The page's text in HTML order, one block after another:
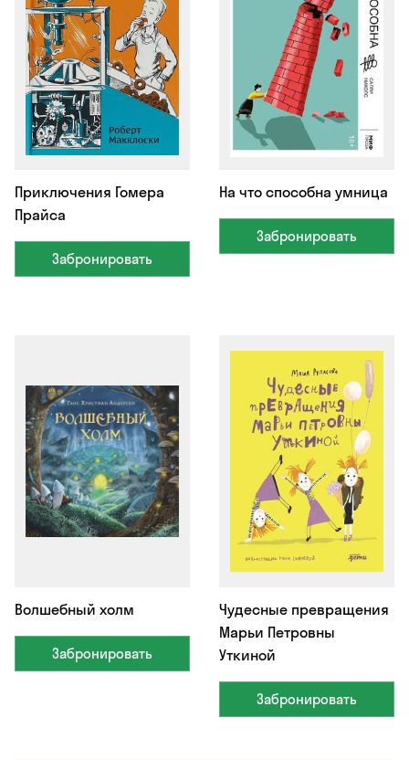
Приключения Гомера
Прайса
Забронировать
На что способна умница
Забронировать
Волшебный холм
Забронировать
Чудесные превращения
Марьи Петровны
Уткиной
Забронировать